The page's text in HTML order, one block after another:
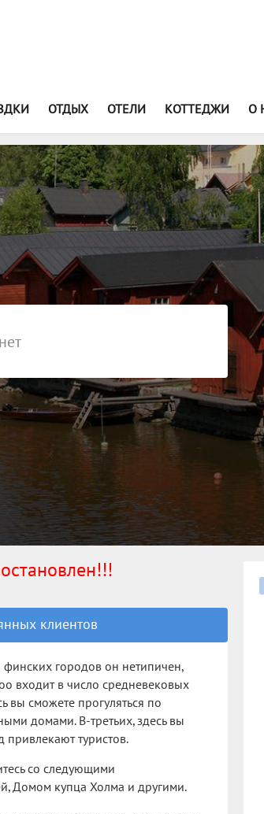
ОТДЫХ ОТЕЛИ КОТТЕДЖИ
О
удивительный городок,
один из немногих
городов, который
Ездили компанией
— море впечатлений! С
удовольствием
улочкам, прошлись по
зашли в Кафедральный
клиентов
городов он нетипичен,
входит в число средневековых
вы сможете прогуляться по
домами. В-третьих, здесь вы
туристов.
со следующими
Домом купца Холма и другими.